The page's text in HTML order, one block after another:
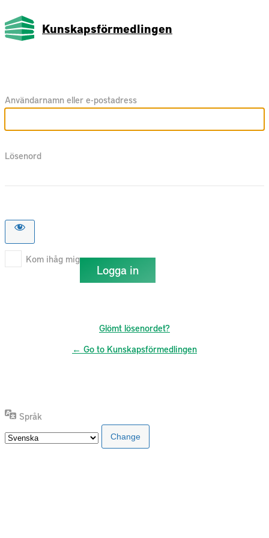
Kunskapsförmedlingen
Användarnamn eller e-postadress
Lösenord
Kom ihåg mig
Glömt lösenordet?
← Go to Kunskapsförmedlingen
Språk